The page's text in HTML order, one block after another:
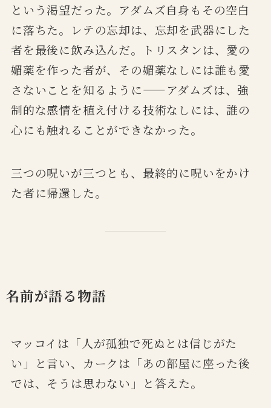
という渇望だった。アダムズ自身もその空白
に落ちた。レテの忘却は、忘却を武器にした
者を最後に飲み込んだ。トリスタンは、愛の
媚薬を作った者が、その媚薬なしには誰も愛
さないことを知るように——アダムズは、強
制的な感情を植え付ける技術なしには、誰の
心にも触れることができなかった。
三つの呪いが三つとも、最終的に呪いをかけ
た者に帰還した。
名前が語る物語
マッコイは「人が孤独で死ぬとは信じがた
い」と言い、カークは「あの部屋に座った後
では、そうは思わない」と答えた。